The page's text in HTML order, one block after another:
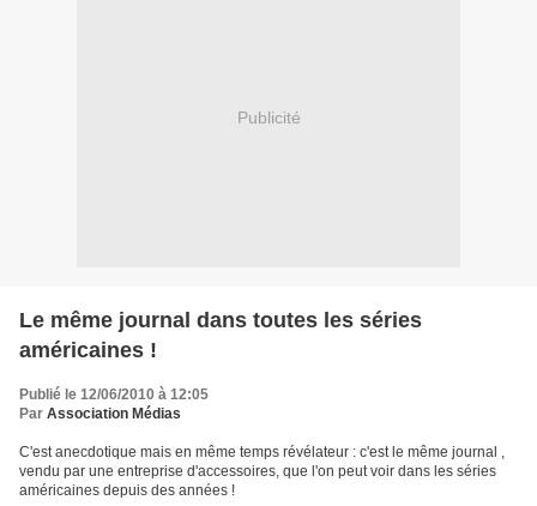
Publicité
Le même journal dans toutes les séries
américaines !
Publié le 12/06/2010 à 12:05
Par Association Médias
C'est anecdotique mais en même temps révélateur : c'est le même journal ,
vendu par une entreprise d'accessoires, que l'on peut voir dans les séries
américaines depuis des années !